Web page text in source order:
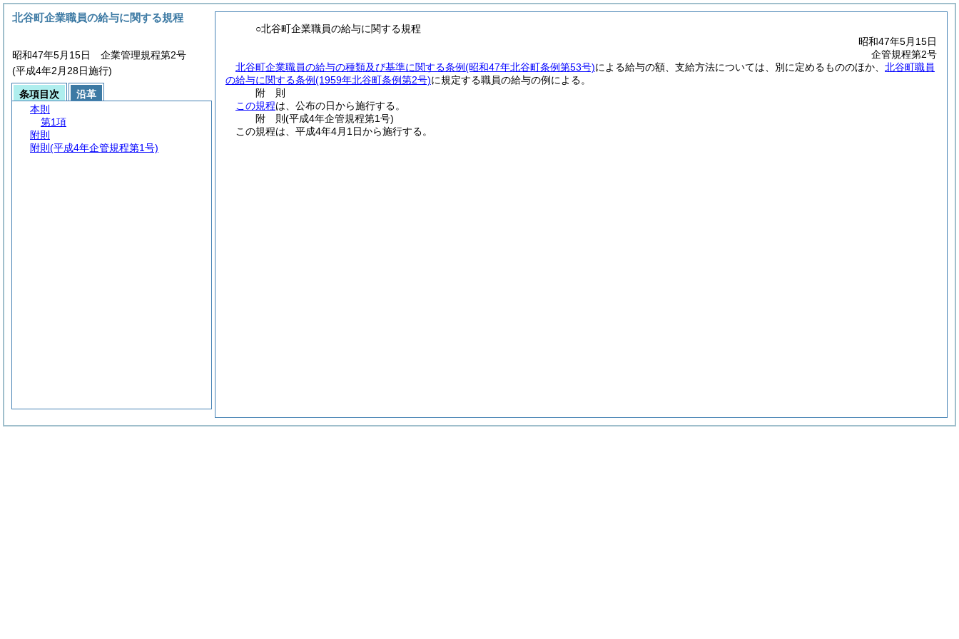
○北谷町企業職員の給与に関する規程
昭和47年5月15日
企管規程第2号
北谷町企業職員の給与の種類及び基準に関する条例(昭和47年北谷町条例第53号)による給与の額、支給方法については、別に定めるもののほか、 北谷町職員
の給与に関する条例(1959年北谷町条例第2号)に規定する職員の給与の例による。
附 則
この規程は、公布の日から施行する。
附 則(平成4年企管規程第1号)
この規程は、平成4年4月1日から施行する。
北谷町企業職員の給与に関する規程
昭和47年5月15日 企業管理規程第2号
(平成4年2月28日施行)
条項目次
沿革
本則
第1項
附則
附則 (平成4年企管規程第1号)